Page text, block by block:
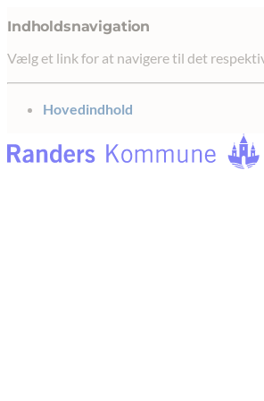
Indholdsnavigation
Vælg et link for at navigere til det
gå til
Hovedindhold